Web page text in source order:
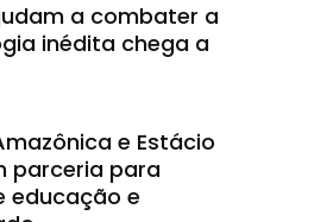
a combater a
inédita chega a
e Estácio
parceria para
educação e